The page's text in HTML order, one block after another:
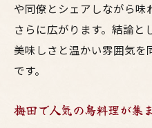
ランキング常連
由
大阪の鳥料理文
大阪居酒屋で味
や同僚とシェアしながら味
さらに広がります。結論と
美味しさと温かい雰囲気
です。
梅田で人気の鳥料理が集